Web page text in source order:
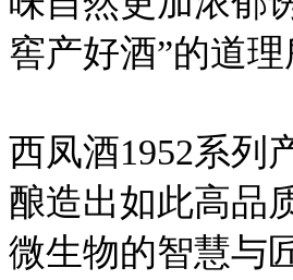
窖产好酒”的道理
西凤酒1952系列
酿造出如此高品
微生物的智慧与